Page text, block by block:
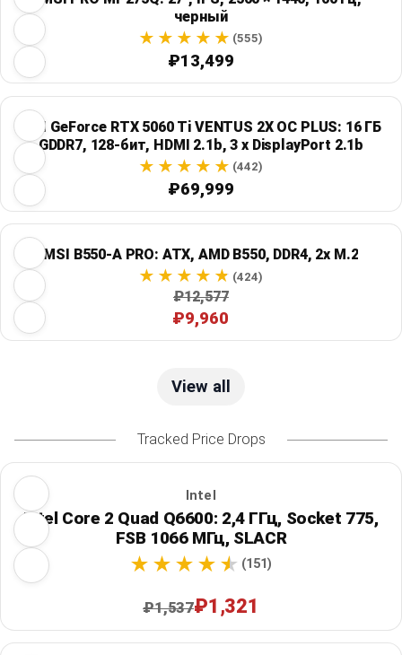
черный
(555)
₽13,499
MSI GeForce RTX 5060 Ti VENTUS 2X OC PLUS: 16 ГБ
GDDR7, 128-бит, HDMI 2.1b, 3 x DisplayPort 2.1b
(442)
₽69,999
MSI B550-A PRO: ATX, AMD B550, DDR4, 2x M.2
(424)
₽12,577
₽9,960
View all
Tracked Price Drops
Intel
Intel Core 2 Quad Q6600: 2,4 ГГц, Socket 775,
FSB 1066 МГц, SLACR
(151)
₽1,537₽1,321